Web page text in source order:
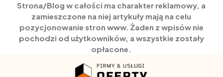
Strona/Blog w całości ma charakter reklamowy, a
zamieszczone na niej artykuły mają na celu
pozycjonowanie stron www. Żaden z wpisów nie
pochodzi od użytkowników, a wszystkie zostały
opłacone.